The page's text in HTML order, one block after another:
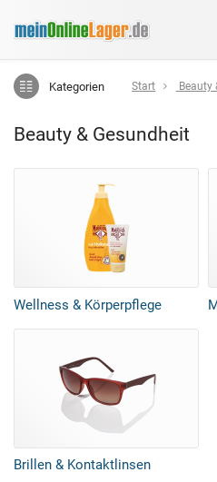
Kategorien Start Beauty &
Beauty & Gesundheit
Wellness & Körperpflege
Brillen & Kontaktlinsen